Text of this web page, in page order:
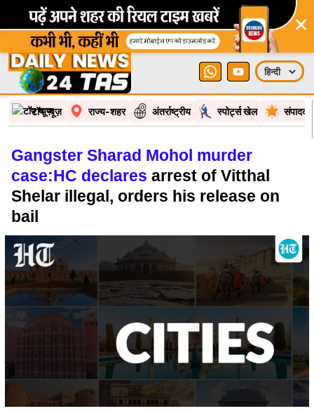
×
टॉप न्यूज़ राज्य-शहर अंतर्राष्ट्रीय स्पोर्ट्स खेल
Gangster Sharad Mohol murder
case:HC declares arrest of Vitthal
Shelar illegal, orders his release on
bail